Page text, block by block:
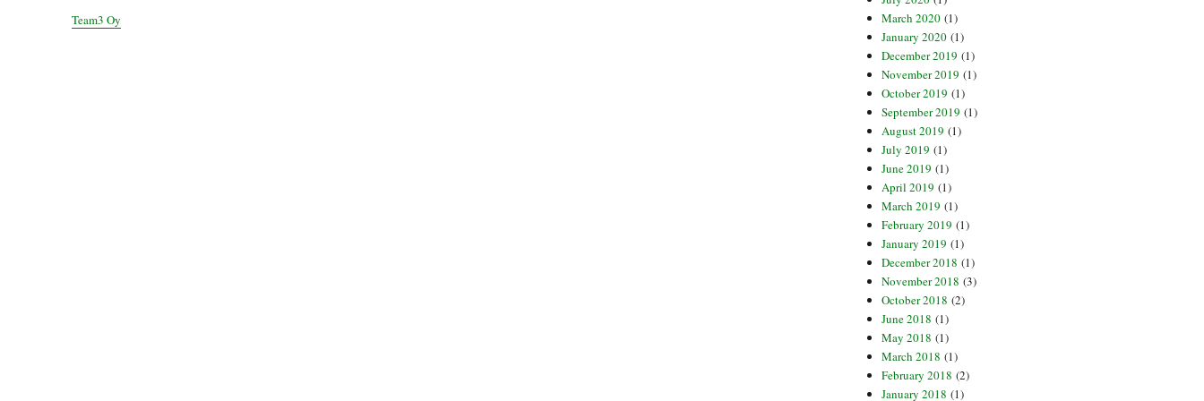
Team3 Oy
March 2020 (1)
January 2020 (1)
December 2019 (1)
November 2019 (1)
October 2019 (1)
September 2019 (1)
August 2019 (1)
July 2019 (1)
June 2019 (1)
April 2019 (1)
March 2019 (1)
February 2019 (1)
January 2019 (1)
December 2018 (1)
November 2018 (3)
October 2018 (2)
June 2018 (1)
May 2018 (1)
March 2018 (1)
February 2018 (2)
January 2018 (1)